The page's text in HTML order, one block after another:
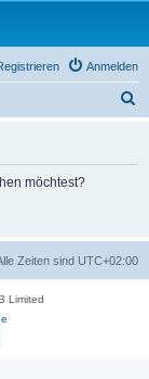
Anmelden
möchtest?
Zeiten sind UTC+02:00
Limited